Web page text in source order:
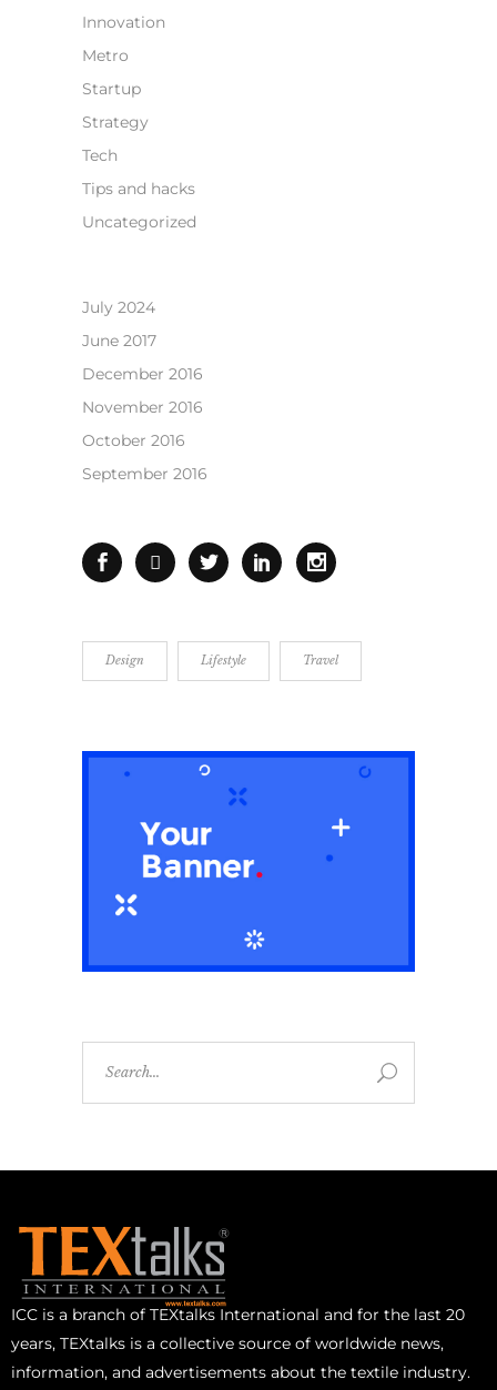
Innovation
Metro
Startup
Strategy
Tech
Tips and hacks
Uncategorized
July 2024
June 2017
December 2016
November 2016
October 2016
September 2016
Design Lifestyle Travel
ICC is a branch of TEXtalks International and for the last 20
years, TEXtalks is a collective source of worldwide news,
information, and advertisements about the textile industry.